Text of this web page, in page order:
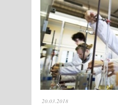
20.03.2018